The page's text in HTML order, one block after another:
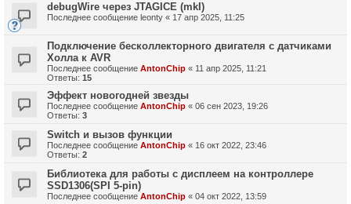
debugWire через JTAGICE (mkI)
Последнее сообщение leonty « 17 апр 2025, 11:25
Подключение бесколлекторного двигателя с датчиками
Холла к AVR
Последнее сообщение AntonChip « 11 апр 2025, 11:21
Ответы: 15
Эффект новогодней звезды
Последнее сообщение AntonChip « 06 сен 2023, 19:26
Ответы: 3
Switch и вызов функции
Последнее сообщение AntonChip « 16 окт 2022, 23:46
Ответы: 2
Библиотека для работы с дисплеем на контроллере
SSD1306(SPI 5-pin)
Последнее сообщение AntonChip « 04 окт 2022, 13:59